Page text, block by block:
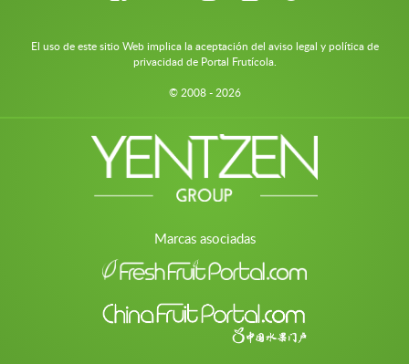
El uso de este sitio Web implica la aceptación del aviso legal y política de
privacidad de Portal Frutícola.
© 2008 - 2026
Marcas asociadas